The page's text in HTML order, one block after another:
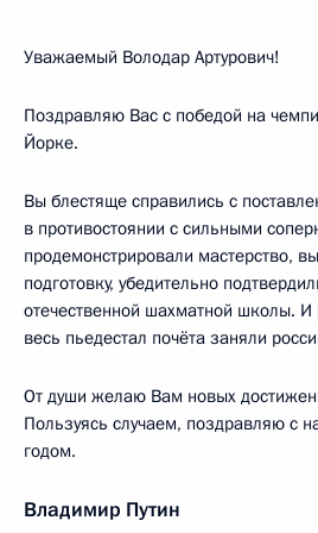
Уважаемый Володар Артурович!
Поздравляю Вас с победой на
Йорке.
Вы блестяще справились с
в противостоянии с сильными
продемонстрировали мастерство,
подготовку, убедительно
отечественной шахматной школы. И
весь пьедестал почёта заняли
От души желаю Вам новых
Пользуясь случаем, поздравляю с
годом.
Владимир Путин